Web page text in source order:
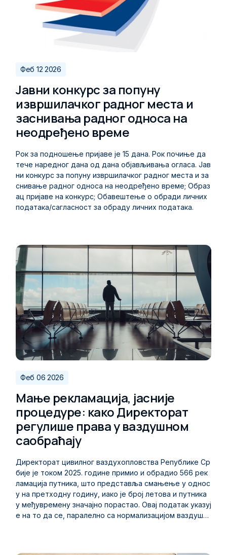
ружањем услуга у ваздушној пловидби, као и њен до
принос очувању високог нивоа безбедности и ефикас
ности ваздушног саобраћаја у региону.
Феб 12 2026
Јавни конкурс за попуну
извршилачког радног места и
заснивања радног односа на
неодређено време
Рок за подношење пријаве је 15 дана. Рок почиње да
тече наредног дана од дана објављивања огласа. Јав
ни конкурс за попуну извршилачког радног места и за
снивање радног односа на неодређено време; Образ
ац пријаве на конкурс; Обавештење о обради личних
података/сагласност за обраду личних података.
Феб 06 2026
Мање рекламација, јасније
процедуре: како Директорат
регулише права у ваздушном
саобраћају
Директорат цивилног ваздухопловства Републике Ср
бије је током 2025. године примио и обрадио 566 рек
ламација путника, што представља смањење у однос
у на претходну годину, иако је број летова и путника
у међувремену значајно порастао. Овај податак указуј
е на то да се, паралелно са нормализацијом ваздушн